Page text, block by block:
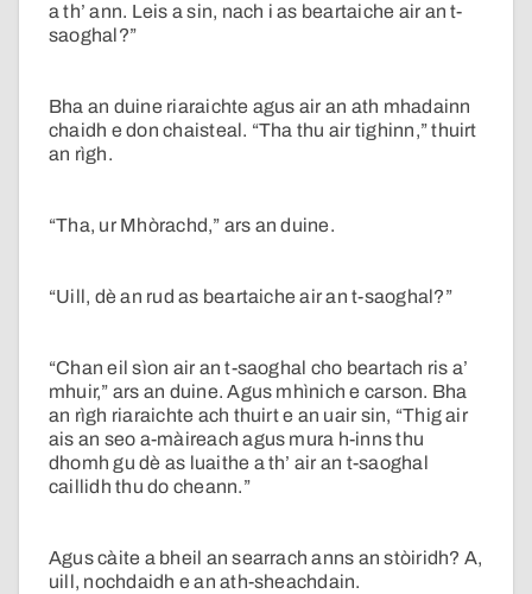
a th’ ann. Leis a sin, nach i as beartaiche air an t-
saoghal?”
Bha an duine riaraichte agus air an ath mhadainn
chaidh e don chaisteal. “Tha thu air tighinn,” thuirt
an rìgh.
“Tha, ur Mhòrachd,” ars an duine.
“Uill, dè an rud as beartaiche air an t-saoghal?”
“Chan eil sìon air an t-saoghal cho beartach ris a’
mhuir,” ars an duine. Agus mhìnich e carson. Bha
an rìgh riaraichte ach thuirt e an uair sin, “Thig air
ais an seo a-màireach agus mura h-inns thu
dhomh gu dè as luaithe a th’ air an t-saoghal
caillidh thu do cheann.”
Agus càite a bheil an searrach anns an stòiridh? A,
uill, nochdaidh e an ath-sheachdain.